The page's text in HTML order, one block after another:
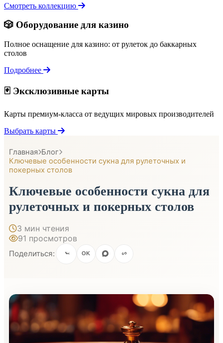
Смотреть коллекцию
🎲 Оборудование для казино
Полное оснащение для казино: от рулеток до баккарных
столов
Подробнее
🃏 Эксклюзивные карты
Карты премиум-класса от ведущих мировых производителей
Выбрать карты
Главная Блог
Ключевые особенности сукна для рулеточных и
покерных столов
Ключевые особенности сукна для
рулеточных и покерных столов
3 мин чтения
91 просмотров
Поделиться: OK